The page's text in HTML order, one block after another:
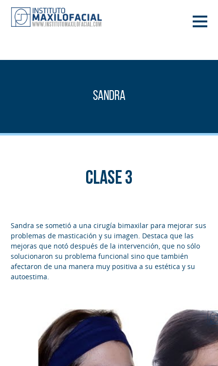
Sandra
Clase 3
Sandra se sometió a una cirugía bimaxilar para mejorar sus
problemas de masticación y su imagen. Destaca que las
mejoras que notó después de la intervención, que no sólo
solucionaron su problema funcional sino que también
afectaron de una manera muy positiva a su estética y su
autoestima.